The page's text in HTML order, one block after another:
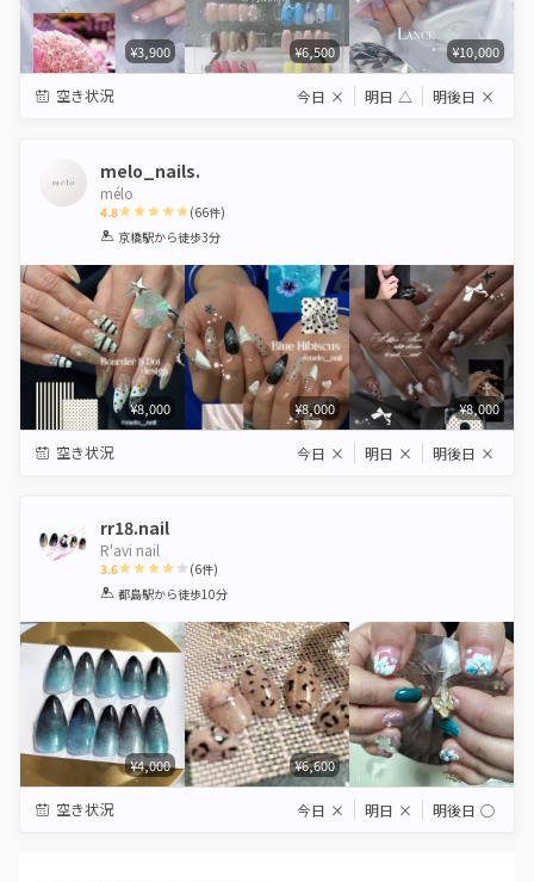
¥3,900 ¥6,500 ¥10,000
空き状況 今日 × 明日 △ 明後日 ×
melo_nails.
mélo
4.8
1 2 3 4 5
(66件)
京橋駅から徒歩3分
¥8,000 ¥8,000 ¥8,000
空き状況 今日 × 明日 × 明後日 ×
rr18.nail
R'avi nail
3.6
1 2 3 4 5
(6件)
都島駅から徒歩10分
¥4,000 ¥6,600
空き状況 今日 × 明日 × 明後日 ◯